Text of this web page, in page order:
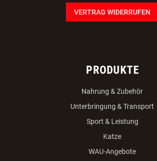
VERTRAG WIDERRUFEN
PRODUKTE
Nahrung & Zubehör
Unterbringung & Transport
Sport & Leistung
Katze
WAU-Angebote